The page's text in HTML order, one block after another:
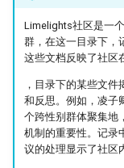
📊 词云图
Limelights社区是一
群，在这一目录下，
这些文档反映了社区
，目录下的某些文
和反思。例如，凌子
个跨性别群体聚集地
机制的重要性。记录
议的处理显示了社区